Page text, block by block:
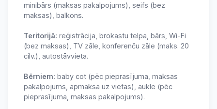
minibārs (maksas pakalpojums), seifs (bez
maksas), balkons.
Teritorijā: reģistrācija, brokastu telpa, bārs, Wi-Fi
(bez maksas), TV zāle, konferenču zāle (maks. 20
cilv.), autostāvvieta.
Bērniem: baby cot (pēc pieprasījuma, maksas
pakalpojums, apmaksa uz vietas), aukle (pēc
pieprasījuma, maksas pakalpojums).